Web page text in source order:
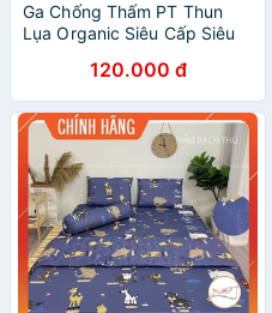
Ga Chống Thấm PT Thun
Lụa Organic Siêu Cấp Siêu
Người Già, Spa, Khách Sạn,
Homestay, Trường Học
120.000 đ